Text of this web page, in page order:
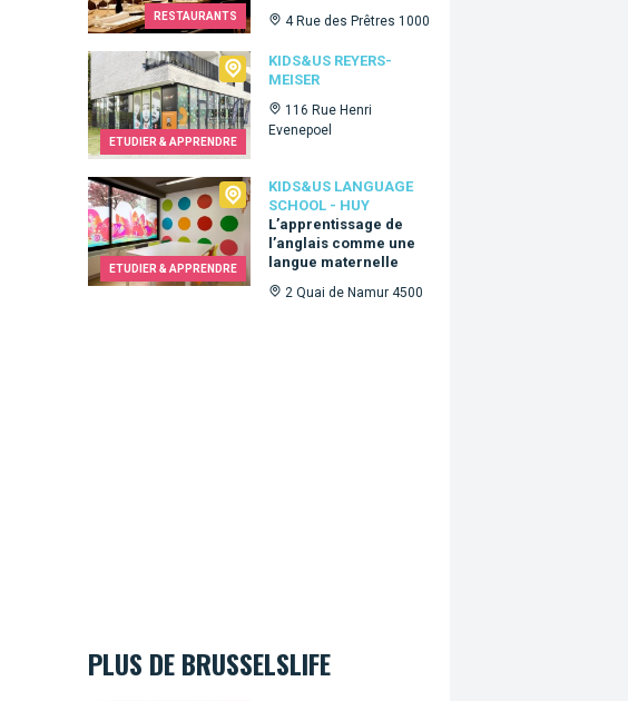
RESTAURANTS 4 Rue des Prêtres 1000
ETUDIER & APPRENDRE
KIDS&US REYERS-
MEISER
116 Rue Henri
Evenepoel
Kids&Us Reyers-Meiser
ETUDIER & APPRENDRE
KIDS&US LANGUAGE
SCHOOL - HUY
L’apprentissage de
l’anglais comme une
langue maternelle
2 Quai de Namur 4500
Kids&Us language school - Huy
PLUS DE BRUSSELSLIFE